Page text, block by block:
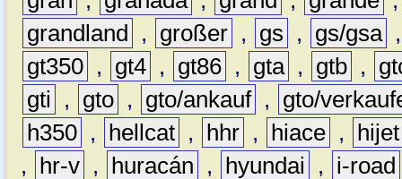
grandland
, großer , gs , gs/gsa
gt350 , gt4 , gt86 , gta , gtb ,
gti
, gto , gto/ankauf ,
gto/
h350 , hellcat , hhr , hiace ,
hijet
,
hr-v , huracán , hyundai ,
i-road